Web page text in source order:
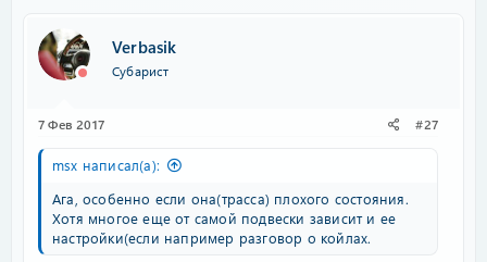
Verbasik
Субарист
7 Фев 2017 #27
msx написал(а):
Ага, особенно если она(трасса) плохого состояния.
Хотя многое еще от самой подвески зависит и ее
настройки(если например разговор о койлах.